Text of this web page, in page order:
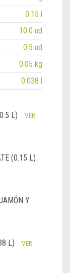
0.15 l
10.0 ud
0.5 ud
0.05 kg
0.038 l
L)
VER
(0.15 L)
Y
L)
VER